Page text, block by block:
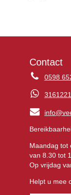
Contact
0598
Maandag tot
van 8.30 tot
Op vrijdag
Helpt u mee